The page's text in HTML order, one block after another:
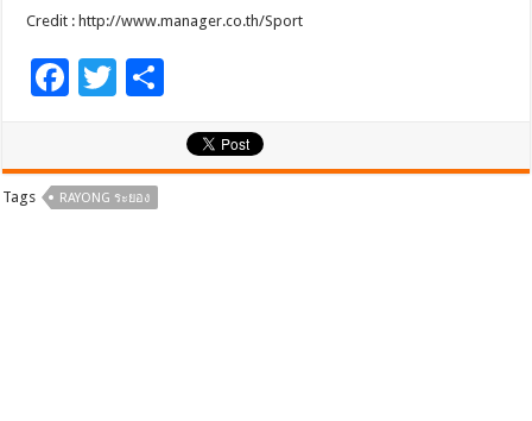
Credit : http://www.manager.co.th/Sport
F
b
T
er
ar
Tags RAYONG ระยอง